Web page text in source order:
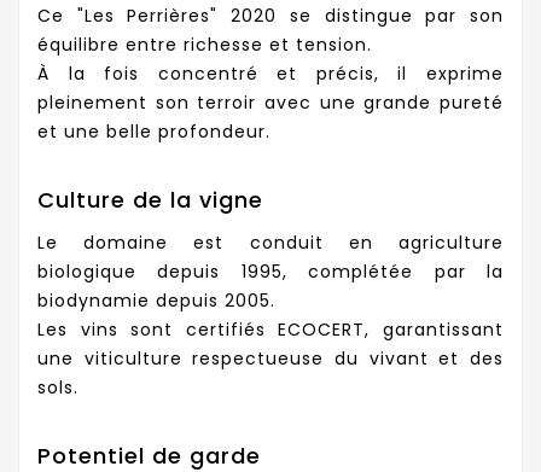
Ce "Les Perrières" 2020 se distingue par son
équilibre entre richesse et tension.
À la fois concentré et précis, il exprime
pleinement son terroir avec une grande pureté
et une belle profondeur.
Culture de la vigne
Le domaine est conduit en agriculture
biologique depuis 1995, complétée par la
biodynamie depuis 2005.
Les vins sont certifiés ECOCERT, garantissant
une viticulture respectueuse du vivant et des
sols.
Potentiel de garde